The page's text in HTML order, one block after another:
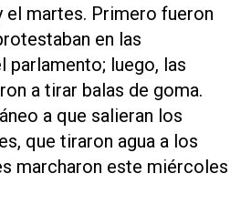
el martes. Primero fueron
en las
parlamento; luego, las
a tirar balas de goma.
a que salieran los
que tiraron agua a los
marcharon este miércoles